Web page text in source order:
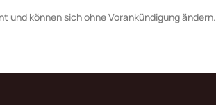
und können sich ohne Vorankündigung ändern.